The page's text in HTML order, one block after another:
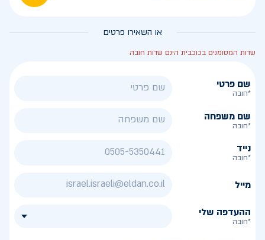
או השאירו פרטים
שדות המסומנים בכוכבית הינם שדות חובה
שם פרטי
*חובה
שם משפחה
*חובה
נייד
*חובה
מייל
ההעדפה שלי
*חובה